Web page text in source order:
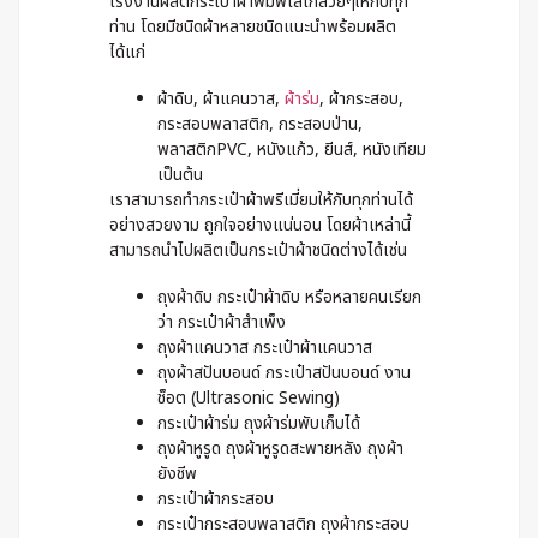
ท่าน โดยมีชนิดผ้าหลายชนิดแนะนำพร้อมผลิต
ได้แก่
ผ้าดิบ, ผ้าแคนวาส, ผ้าร่ม, ผ้ากระสอบ,
กระสอบพลาสติก, กระสอบป่าน,
พลาสติกPVC, หนังแก้ว, ยีนส์, หนังเทียม
เป็นต้น
เราสามารถทำกระเป๋าผ้าพรีเมี่ยมให้กับทุกท่านได้
อย่างสวยงาม ถูกใจอย่างแน่นอน โดยผ้าเหล่านี้
สามารถนำไปผลิตเป็นกระเป๋าผ้าชนิดต่างได้เช่น
ถุงผ้าดิบ กระเป๋าผ้าดิบ หรือหลายคนเรียก
ว่า กระเป๋าผ้าสำเพ็ง
ถุงผ้าแคนวาส กระเป๋าผ้าแคนวาส
ถุงผ้าสปันบอนด์ กระเป๋าสปันบอนด์ งาน
ช็อต (Ultrasonic Sewing)
กระเป๋าผ้าร่ม ถุงผ้าร่มพับเก็บได้
ถุงผ้าหูรูด ถุงผ้าหูรูดสะพายหลัง ถุงผ้า
ยังชีพ
กระเป๋าผ้ากระสอบ
กระเป๋ากระสอบพลาสติก ถุงผ้ากระสอบ